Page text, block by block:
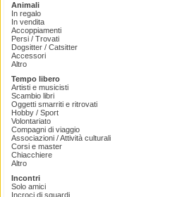
Animali
In regalo
In vendita
Accoppiamenti
Persi / Trovati
Dogsitter / Catsitter
Accessori
Altro
Tempo libero
Artisti e musicisti
Scambio libri
Oggetti smarriti e ritrovati
Hobby / Sport
Volontariato
Compagni di viaggio
Associazioni / Attività culturali
Corsi e master
Chiacchiere
Altro
Incontri
Solo amici
Incroci di sguardi